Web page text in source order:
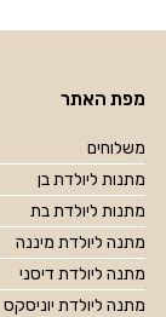
מפת האתר
משלוחים
מתנות ליולדת בן
מתנות ליולדת בת
מתנה ליולדת מיננה
מתנה ליולדת דיסני
מתנה ליולדת יוניסקס